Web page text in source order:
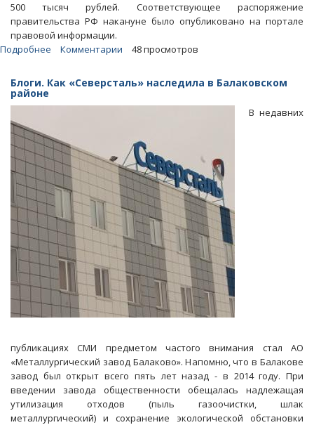
500 тысяч рублей. Соответствующее распоряжение
правительства РФ накануне было опубликовано на портале
правовой информации.
Подробнее
реконструкцию
оперы
балеты
выделяют
1,47
миллиарда
рублей
Комментарии 48 просмотров
Блоги. Как «Северсталь» наследила в Балаковском
районе
В недавних
публикациях СМИ предметом частого внимания стал АО
«Металлургический завод Балаково». Напомню, что в Балакове
завод был открыт всего пять лет назад - в 2014 году. При
введении завода общественности обещалась надлежащая
утилизация отходов (пыль газоочистки, шлак
металлургический) и сохранение экологической обстановки